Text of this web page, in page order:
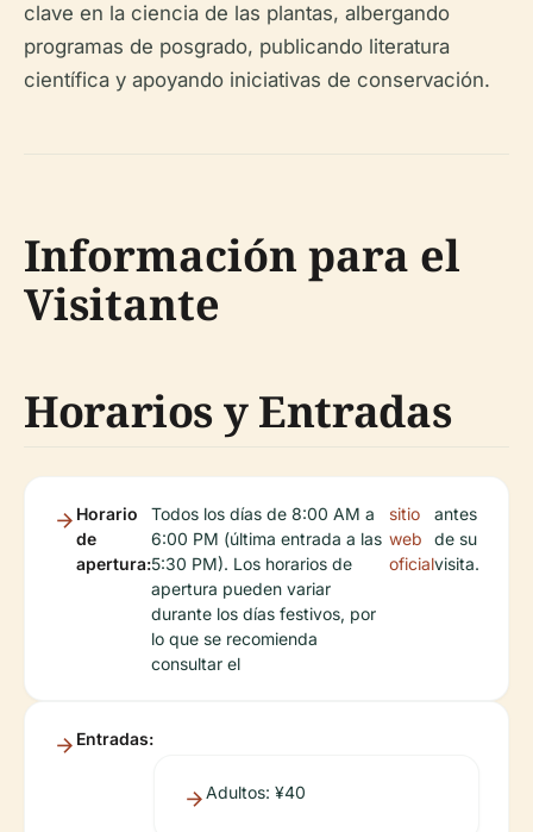
clave en la ciencia de las plantas, albergando
programas de posgrado, publicando literatura
científica y apoyando iniciativas de conservación.
Información para el
Visitante
Horarios y Entradas
Horario
de
apertura:
Todos los días de 8:00 AM a
6:00 PM (última entrada a las
5:30 PM). Los horarios de
apertura pueden variar
durante los días festivos, por
lo que se recomienda
consultar el
sitio
web
oficial
antes
de su
visita.
Entradas:
Adultos: ¥40